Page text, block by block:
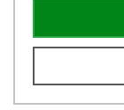
© 2026